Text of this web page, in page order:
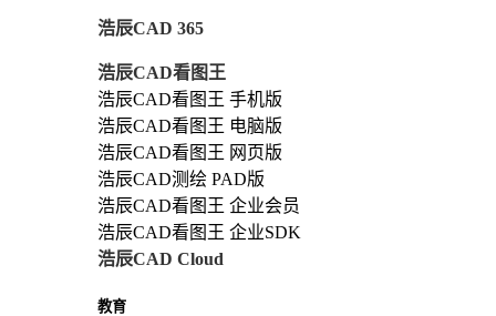
浩辰CAD 365
浩辰CAD看图王
浩辰CAD看图王 手机版
浩辰CAD看图王 电脑版
浩辰CAD看图王 网页版
浩辰CAD测绘 PAD版
浩辰CAD看图王 企业会员
浩辰CAD看图王 企业SDK
浩辰CAD Cloud
教育